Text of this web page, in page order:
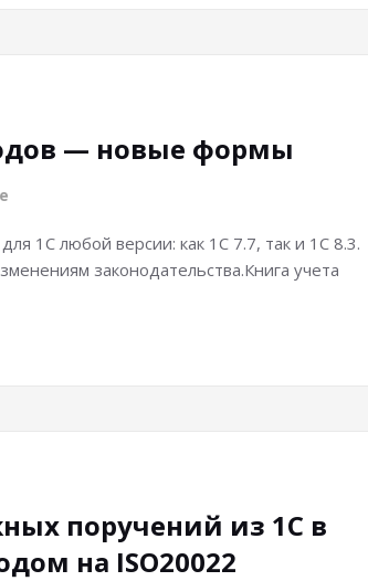
— новые формы
1С любой версии: как 1С 7.7, так и 1С 8.3.
законодательства.Книга учета
поручений из 1С в
на ISO20022